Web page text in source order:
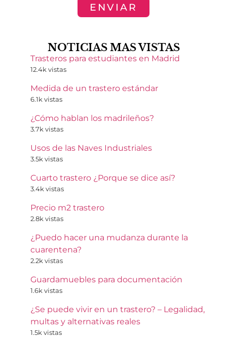
ENVIAR
NOTICIAS MAS VISTAS
Trasteros para estudiantes en Madrid
12.4k vistas
Medida de un trastero estándar
6.1k vistas
¿Cómo hablan los madrileños?
3.7k vistas
Usos de las Naves Industriales
3.5k vistas
Cuarto trastero ¿Porque se dice así?
3.4k vistas
Precio m2 trastero
2.8k vistas
¿Puedo hacer una mudanza durante la
cuarentena?
2.2k vistas
Guardamuebles para documentación
1.6k vistas
¿Se puede vivir en un trastero? – Legalidad,
multas y alternativas reales
1.5k vistas